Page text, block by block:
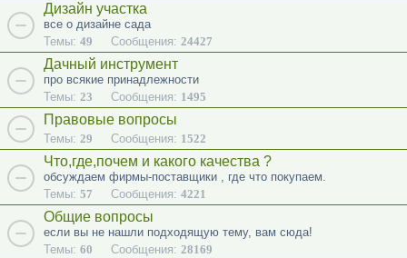
Дизайн участка
все о дизайне сада
Темы: 49 Сообщения: 24427
Дачный инструмент
про всякие принадлежности
Темы: 23 Сообщения: 1495
Правовые вопросы
Темы: 29 Сообщения: 1522
Что,где,почем и какого качества ?
обсуждаем фирмы-поставщики , где что покупаем.
Темы: 57 Сообщения: 4221
Общие вопросы
если вы не нашли подходящую тему, вам сюда!
Темы: 60 Сообщения: 28169